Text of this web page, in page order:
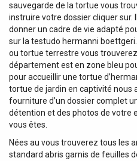
sauvegarde de la tortue vous
instruire votre dossier cliquer sur.
donner un cadre de vie adapté
sur la testudo hermanni
ou tortue terrestre vous
département est en zone bleu
pour accueillir une tortue
tortue de jardin en captivité nous
fourniture d’un dossier complet
détention et des photos de votre
vous êtes.
Nées au vous trouverez tous les
standard abris garnis de feuilles